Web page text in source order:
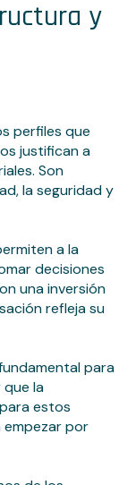
y
perfiles que
justifican a
Son
la seguridad y
a la
decisiones
una inversión
refleja su
para
la
estos
empezar por